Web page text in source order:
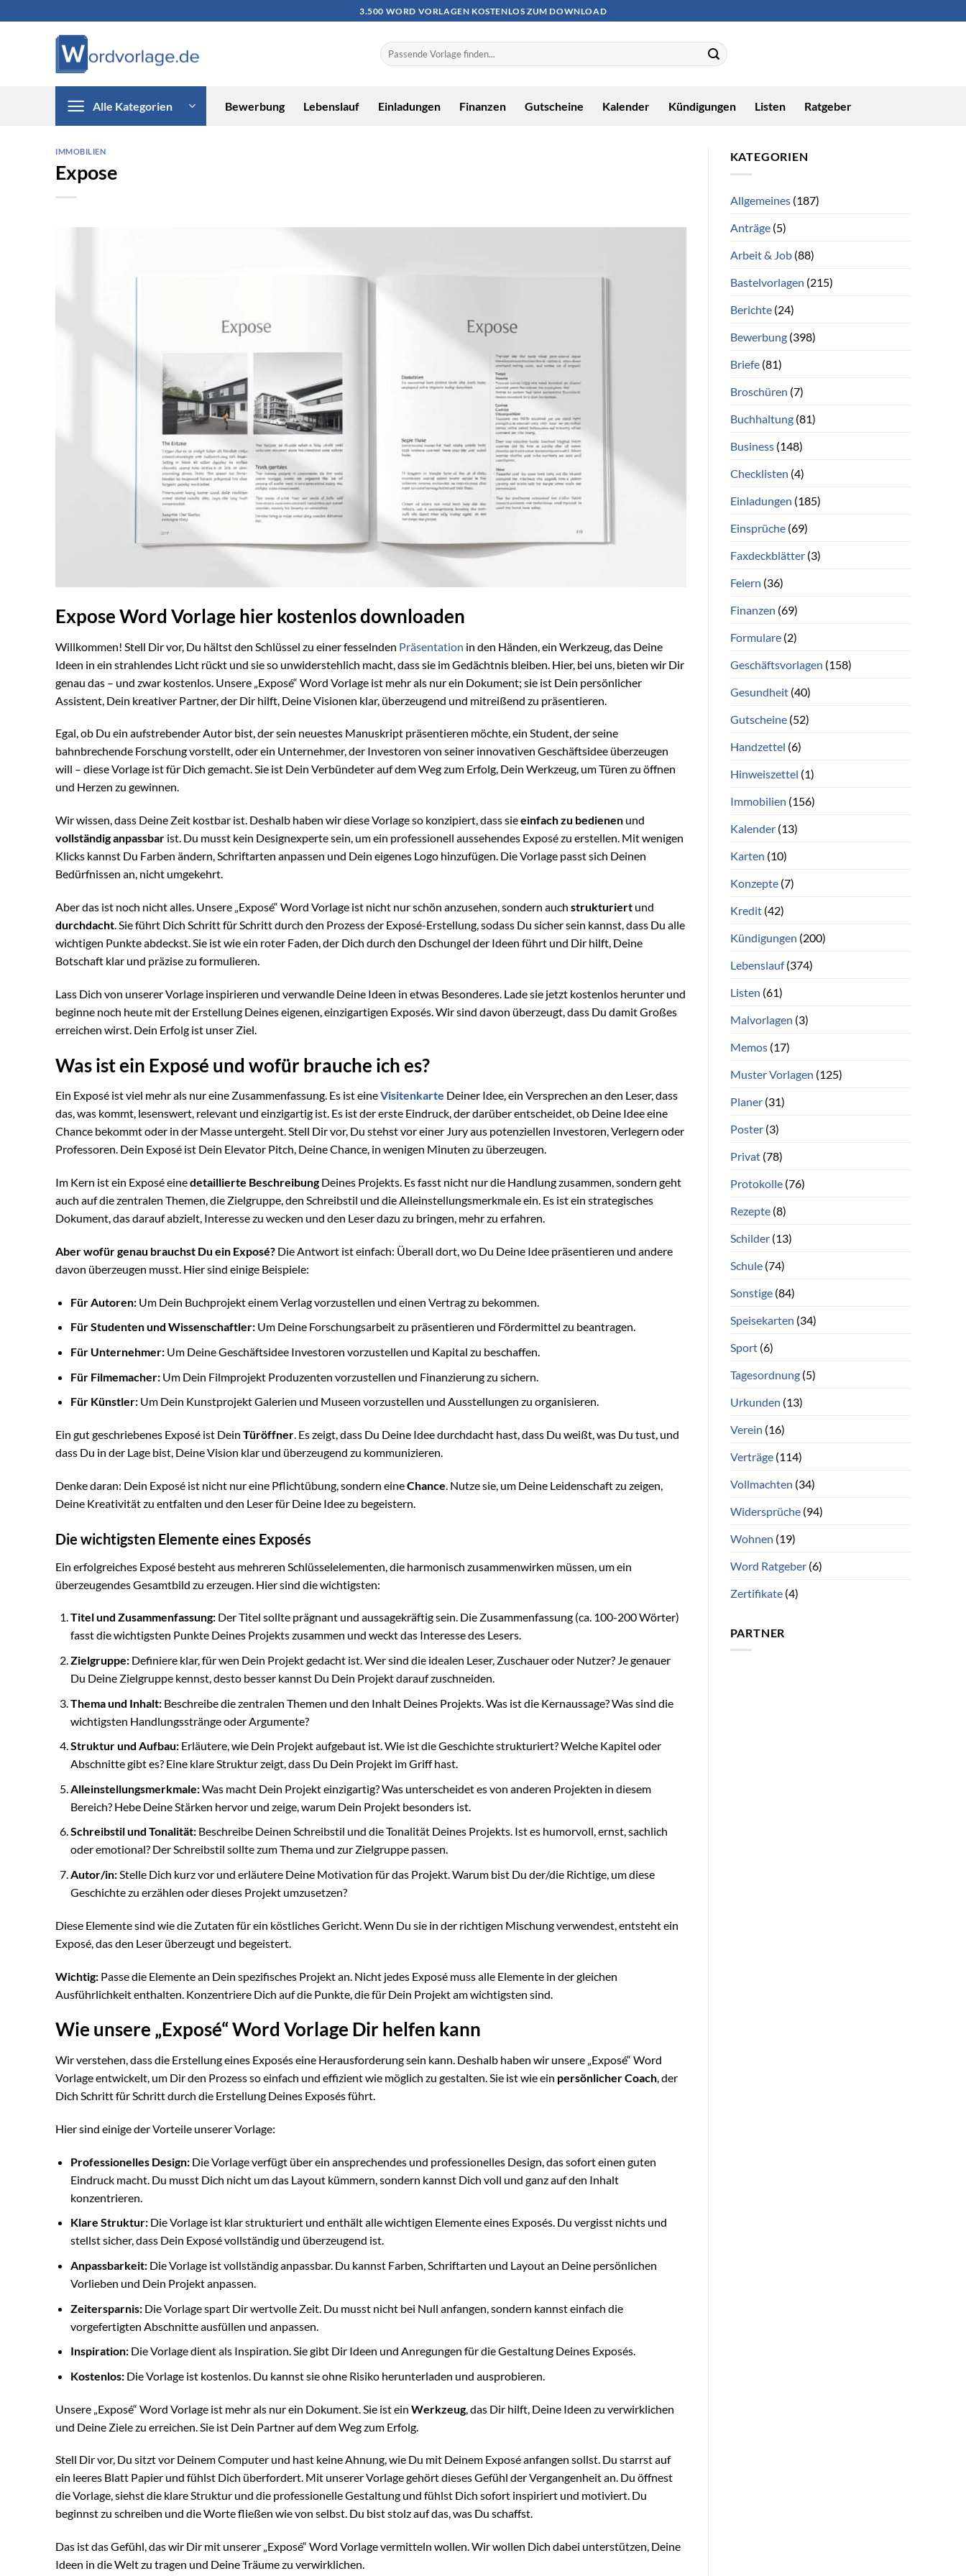
3.500 WORD VORLAGEN KOSTENLOS ZUM DOWNLOAD
Alle Kategorien Bewerbung Lebenslauf Einladungen Finanzen Gutscheine Kalender Kündigungen Listen Ratgeber
IMMOBILIEN
Expose
Expose Word Vorlage hier kostenlos downloaden
Willkommen! Stell Dir vor, Du hältst den Schlüssel zu einer fesselnden Präsentation in den Händen, ein Werkzeug, das Deine
Ideen in ein strahlendes Licht rückt und sie so unwiderstehlich macht, dass sie im Gedächtnis bleiben. Hier, bei uns, bieten wir Dir
genau das – und zwar kostenlos. Unsere „Exposé“ Word Vorlage ist mehr als nur ein Dokument; sie ist Dein persönlicher
Assistent, Dein kreativer Partner, der Dir hilft, Deine Visionen klar, überzeugend und mitreißend zu präsentieren.
Egal, ob Du ein aufstrebender Autor bist, der sein neuestes Manuskript präsentieren möchte, ein Student, der seine
bahnbrechende Forschung vorstellt, oder ein Unternehmer, der Investoren von seiner innovativen Geschäftsidee überzeugen
will – diese Vorlage ist für Dich gemacht. Sie ist Dein Verbündeter auf dem Weg zum Erfolg, Dein Werkzeug, um Türen zu öffnen
und Herzen zu gewinnen.
Wir wissen, dass Deine Zeit kostbar ist. Deshalb haben wir diese Vorlage so konzipiert, dass sieeinfach zu bedienen und
vollständig anpassbar ist. Du musst kein Designexperte sein, um ein professionell aussehendes Exposé zu erstellen. Mit wenigen
Klicks kannst Du Farben ändern, Schriftarten anpassen und Dein eigenes Logo hinzufügen. Die Vorlage passt sich Deinen
Bedürfnissen an, nicht umgekehrt.
Aber das ist noch nicht alles. Unsere „Exposé“ Word Vorlage ist nicht nur schön anzusehen, sondern auch strukturiert und
durchdacht. Sie führt Dich Schritt für Schritt durch den Prozess der Exposé-Erstellung, sodass Du sicher sein kannst, dass Du alle
wichtigen Punkte abdeckst. Sie ist wie ein roter Faden, der Dich durch den Dschungel der Ideen führt und Dir hilft, Deine
Botschaft klar und präzise zu formulieren.
Lass Dich von unserer Vorlage inspirieren und verwandle Deine Ideen in etwas Besonderes. Lade sie jetzt kostenlos herunter und
beginne noch heute mit der Erstellung Deines eigenen, einzigartigen Exposés. Wir sind davon überzeugt, dass Du damit Großes
erreichen wirst. Dein Erfolg ist unser Ziel.
Was ist ein Exposé und wofür brauche ich es?
Ein Exposé ist viel mehr als nur eine Zusammenfassung. Es ist eineVisitenkarte Deiner Idee, ein Versprechen an den Leser, dass
das, was kommt, lesenswert, relevant und einzigartig ist. Es ist der erste Eindruck, der darüber entscheidet, ob Deine Idee eine
Chance bekommt oder in der Masse untergeht. Stell Dir vor, Du stehst vor einer Jury aus potenziellen Investoren, Verlegern oder
Professoren. Dein Exposé ist Dein Elevator Pitch, Deine Chance, in wenigen Minuten zu überzeugen.
Im Kern ist ein Exposé einedetaillierte BeschreibungDeines Projekts. Es fasst nicht nur die Handlung zusammen, sondern geht
auch auf die zentralen Themen, die Zielgruppe, den Schreibstil und die Alleinstellungsmerkmale ein. Es ist ein strategisches
Dokument, das darauf abzielt, Interesse zu wecken und den Leser dazu zu bringen, mehr zu erfahren.
Aber wofür genau brauchst Du ein Exposé? Die Antwort ist einfach: Überall dort, wo Du Deine Idee präsentieren und andere
davon überzeugen musst. Hier sind einige Beispiele:
Für Autoren:Um Dein Buchprojekt einem Verlag vorzustellen und einen Vertrag zu bekommen.
Für Studenten und Wissenschaftler:Um Deine Forschungsarbeit zu präsentieren und Fördermittel zu beantragen.
Für Unternehmer:Um Deine Geschäftsidee Investoren vorzustellen und Kapital zu beschaffen.
Für Filmemacher:Um Dein Filmprojekt Produzenten vorzustellen und Finanzierung zu sichern.
Für Künstler:Um Dein Kunstprojekt Galerien und Museen vorzustellen und Ausstellungen zu organisieren.
Ein gut geschriebenes Exposé ist Dein Türöffner. Es zeigt, dass Du Deine Idee durchdacht hast, dass Du weißt, was Du tust, und
dass Du in der Lage bist, Deine Vision klar und überzeugend zu kommunizieren.
Denke daran: Dein Exposé ist nicht nur eine Pflichtübung, sondern eineChance. Nutze sie, um Deine Leidenschaft zu zeigen,
Deine Kreativität zu entfalten und den Leser für Deine Idee zu begeistern.
Die wichtigsten Elemente eines Exposés
Ein erfolgreiches Exposé besteht aus mehreren Schlüsselelementen, die harmonisch zusammenwirken müssen, um ein
überzeugendes Gesamtbild zu erzeugen. Hier sind die wichtigsten:
Titel und Zusammenfassung:Der Titel sollte prägnant und aussagekräftig sein. Die Zusammenfassung (ca. 100-200 Wörter)
fasst die wichtigsten Punkte Deines Projekts zusammen und weckt das Interesse des Lesers.
Zielgruppe:Definiere klar, für wen Dein Projekt gedacht ist. Wer sind die idealen Leser, Zuschauer oder Nutzer? Je genauer
Du Deine Zielgruppe kennst, desto besser kannst Du Dein Projekt darauf zuschneiden.
Thema und Inhalt:Beschreibe die zentralen Themen und den Inhalt Deines Projekts. Was ist die Kernaussage? Was sind die
wichtigsten Handlungsstränge oder Argumente?
Struktur und Aufbau:Erläutere, wie Dein Projekt aufgebaut ist. Wie ist die Geschichte strukturiert? Welche Kapitel oder
Abschnitte gibt es? Eine klare Struktur zeigt, dass Du Dein Projekt im Griff hast.
Alleinstellungsmerkmale:Was macht Dein Projekt einzigartig? Was unterscheidet es von anderen Projekten in diesem
Bereich? Hebe Deine Stärken hervor und zeige, warum Dein Projekt besonders ist.
Schreibstil und Tonalität:Beschreibe Deinen Schreibstil und die Tonalität Deines Projekts. Ist es humorvoll, ernst, sachlich
oder emotional? Der Schreibstil sollte zum Thema und zur Zielgruppe passen.
Autor/in:Stelle Dich kurz vor und erläutere Deine Motivation für das Projekt. Warum bist Du der/die Richtige, um diese
Geschichte zu erzählen oder dieses Projekt umzusetzen?
Diese Elemente sind wie die Zutaten für ein köstliches Gericht. Wenn Du sie in der richtigen Mischung verwendest, entsteht ein
Exposé, das den Leser überzeugt und begeistert.
Wichtig: Passe die Elemente an Dein spezifisches Projekt an. Nicht jedes Exposé muss alle Elemente in der gleichen
Ausführlichkeit enthalten. Konzentriere Dich auf die Punkte, die für Dein Projekt am wichtigsten sind.
Wie unsere „Exposé“ Word Vorlage Dir helfen kann
Wir verstehen, dass die Erstellung eines Exposés eine Herausforderung sein kann. Deshalb haben wir unsere „Exposé“ Word
Vorlage entwickelt, um Dir den Prozess so einfach und effizient wie möglich zu gestalten. Sie ist wie ein persönlicher Coach, der
Dich Schritt für Schritt durch die Erstellung Deines Exposés führt.
Hier sind einige der Vorteile unserer Vorlage:
Professionelles Design:Die Vorlage verfügt über ein ansprechendes und professionelles Design, das sofort einen guten
Eindruck macht. Du musst Dich nicht um das Layout kümmern, sondern kannst Dich voll und ganz auf den Inhalt
konzentrieren.
Klare Struktur:Die Vorlage ist klar strukturiert und enthält alle wichtigen Elemente eines Exposés. Du vergisst nichts und
stellst sicher, dass Dein Exposé vollständig und überzeugend ist.
Anpassbarkeit:Die Vorlage ist vollständig anpassbar. Du kannst Farben, Schriftarten und Layout an Deine persönlichen
Vorlieben und Dein Projekt anpassen.
Zeitersparnis:Die Vorlage spart Dir wertvolle Zeit. Du musst nicht bei Null anfangen, sondern kannst einfach die
vorgefertigten Abschnitte ausfüllen und anpassen.
Inspiration:Die Vorlage dient als Inspiration. Sie gibt Dir Ideen und Anregungen für die Gestaltung Deines Exposés.
Kostenlos:Die Vorlage ist kostenlos. Du kannst sie ohne Risiko herunterladen und ausprobieren.
Unsere „Exposé“ Word Vorlage ist mehr als nur ein Dokument. Sie ist ein Werkzeug, das Dir hilft, Deine Ideen zu verwirklichen
und Deine Ziele zu erreichen. Sie ist Dein Partner auf dem Weg zum Erfolg.
Stell Dir vor, Du sitzt vor Deinem Computer und hast keine Ahnung, wie Du mit Deinem Exposé anfangen sollst. Du starrst auf
ein leeres Blatt Papier und fühlst Dich überfordert. Mit unserer Vorlage gehört dieses Gefühl der Vergangenheit an. Du öffnest
die Vorlage, siehst die klare Struktur und die professionelle Gestaltung und fühlst Dich sofort inspiriert und motiviert. Du
beginnst zu schreiben und die Worte fließen wie von selbst. Du bist stolz auf das, was Du schaffst.
Das ist das Gefühl, das wir Dir mit unserer „Exposé“ Word Vorlage vermitteln wollen. Wir wollen Dich dabei unterstützen, Deine
Ideen in die Welt zu tragen und Deine Träume zu verwirklichen.
KATEGORIEN
Allgemeines(187)
Anträge(5)
Arbeit & Job(88)
Bastelvorlagen (215)
Berichte(24)
Bewerbung(398)
Briefe(81)
Broschüren (7)
Buchhaltung(81)
Business(148)
Checklisten (4)
Einladungen (185)
Einsprüche(69)
Faxdeckblätter(3)
Feiern (36)
Finanzen (69)
Formulare(2)
Geschäftsvorlagen (158)
Gesundheit(40)
Gutscheine(52)
Handzettel (6)
Hinweiszettel (1)
Immobilien (156)
Kalender(13)
Karten (10)
Konzepte(7)
Kredit(42)
Kündigungen (200)
Lebenslauf(374)
Listen (61)
Malvorlagen (3)
Memos(17)
Muster Vorlagen (125)
Planer(31)
Poster(3)
Privat(78)
Protokolle(76)
Rezepte(8)
Schilder(13)
Schule(74)
Sonstige(84)
Speisekarten (34)
Sport(6)
Tagesordnung(5)
Urkunden (13)
Verein (16)
Verträge(114)
Vollmachten (34)
Widersprüche(94)
Wohnen (19)
Word Ratgeber(6)
Zertifikate(4)
PARTNER